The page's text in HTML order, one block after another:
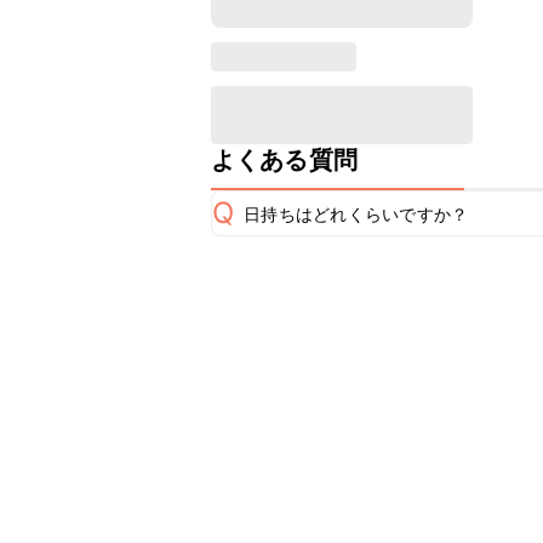
よくある質問
Q 日持ちはどれくらいですか？